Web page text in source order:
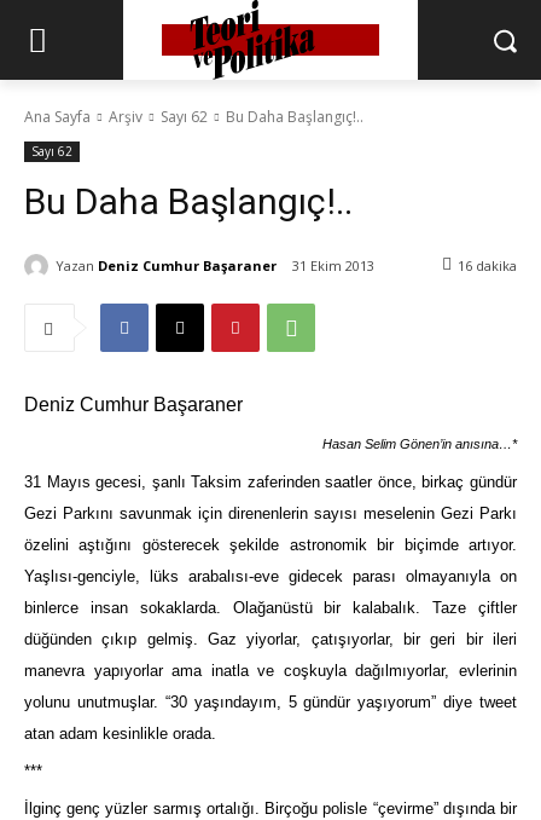
Ana Sayfa Arşiv Sayı 62 Bu Daha Başlangıç!..
Sayı 62
Bu Daha Başlangıç!..
Yazan Deniz Cumhur Başaraner 31 Ekim 2013 16 dakika
Deniz Cumhur Başaraner
Hasan Selim Gönen’in anısına…*
31 Mayıs gecesi, şanlı Taksim zaferinden saatler önce, birkaç gündür
Gezi Parkını savunmak için direnenlerin sayısı meselenin Gezi Parkı
özelini aştığını gösterecek şekilde astronomik bir biçimde artıyor.
Yaşlısı-genciyle, lüks arabalısı-eve gidecek parası olmayanıyla on
binlerce insan sokaklarda. Olağanüstü bir kalabalık. Taze çiftler
düğünden çıkıp gelmiş. Gaz yiyorlar, çatışıyorlar, bir geri bir ileri
manevra yapıyorlar ama inatla ve coşkuyla dağılmıyorlar, evlerinin
yolunu unutmuşlar. “30 yaşındayım, 5 gündür yaşıyorum” diye tweet
atan adam kesinlikle orada.
***
İlginç genç yüzler sarmış ortalığı. Birçoğu polisle “çevirme” dışında bir